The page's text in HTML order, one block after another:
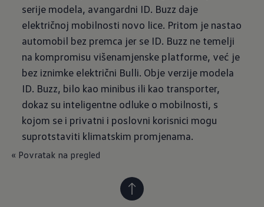
serije modela, avangardni ID. Buzz daje
električnoj mobilnosti novo lice. Pritom je nastao
automobil bez premca jer se ID. Buzz ne temelji
na kompromisu višenamjenske platforme, već je
bez iznimke električni Bulli. Obje verzije modela
ID. Buzz, bilo kao minibus ili kao transporter,
dokaz su inteligentne odluke o mobilnosti, s
kojom se i privatni i poslovni korisnici mogu
suprotstaviti klimatskim promjenama.
« Povratak na pregled